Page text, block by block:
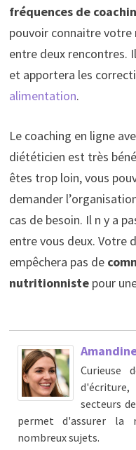
fréquences de
pouvoir connaitre
entre deux rencontres.
et apportera les
alimentation.
Le coaching en ligne
diététicien est très
êtes trop loin, vous
demander
cas de besoin. Il n y a
entre vous deux. Votre
empêchera pas de
nutritionniste pour
Curieuse
secteurs
permet d'assurer la
nombreux sujets.